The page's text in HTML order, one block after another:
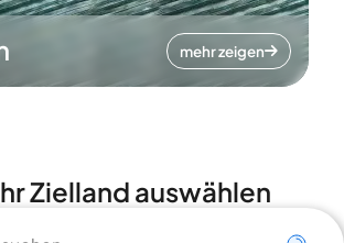
mehr zeigen
Zielland auswählen